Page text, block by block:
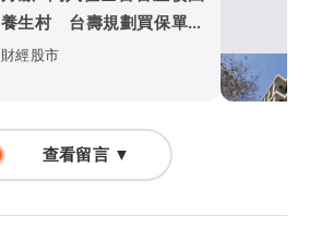
養生村 台壽規劃買保單可
「跳住」北中南養生宅
財經股市
查看留言 ▼